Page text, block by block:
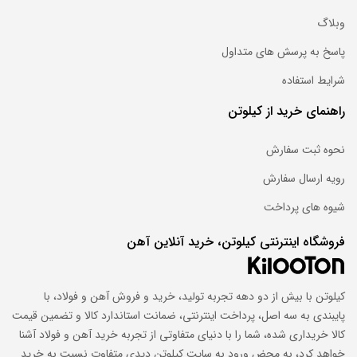
SAE1008
کارخانه‌های زیادی در سراسر کشور، برای پاسخگویی به نیاز بازار به تولید
کلاف مشغول هستند. هر کارخانه به ‌صورت روزانه و براساس نوع کلاف،
سایز، استاندارد تولید و سیاست‌های فروش مجموعه، قیمت روز میلگرد
کلاف را اعلام می‌کند. علاوه بر این، عواملی نظیر نرخ ارز، میزان تقاضا،
5.5 موثر هستند.
کارخانه بافق با در نظر گرفتن این عوامل، به‌صورت روزانه
کلاف5.5 را اعلام می‌کند. برای بررسی قیمت لحظه‌ای میلگرد کلاف سایز
برند و مقایسه قیمت‌های روز میلگرد کلاف، می‌توانید به صفحه مربوطه
در وبسایت کیلوتن مراجعه نمایید.
وبلاگ
پاسخ به پرسش های متداول
شرایط استفاده
راهنمای خرید از کیلوتن
نحوه ثبت سفارش
رویه ارسال سفارش
شیوه های پرداخت
فروشگاه اینترنتی کیلوتن، خرید آنلاین آهن
کیلوتن با بیش از دو دهه تجربه تولید، خرید و فروش آهن و فولاد، با
پایبندی به سه اصل، پرداخت اینترنتی، ضمانت استاندارد کالا و تضمین قیمت
کالا خریداری شده، شما را با دنیای متفاوتی از تجربه خرید آهن و فولاد آشنا